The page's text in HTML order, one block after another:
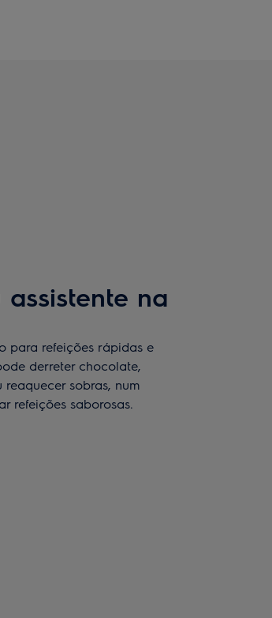
na
para refeições rápidas e
derreter chocolate,
sobras, num
refeições saborosas.